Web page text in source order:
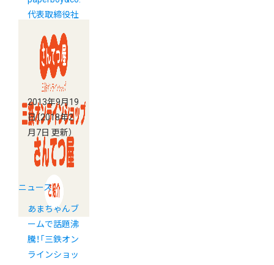
代表取締役社
インタビュー
が掲載されま
した。
2013年9月19
日（2018年2
月7日 更新）
ニュース
あまちゃんブ
ームで話題沸
騰！「三鉄オン
ラインショッ